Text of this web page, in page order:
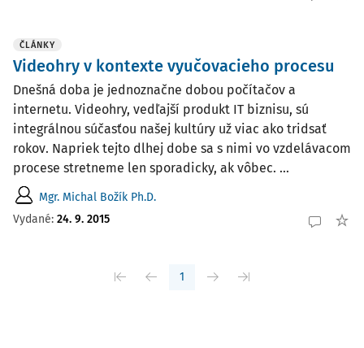
ČLÁNKY
Videohry v kontexte vyučovacieho procesu
Dnešná doba je jednoznačne dobou počítačov a
internetu. Videohry, vedľajší produkt IT biznisu, sú
integrálnou súčasťou našej kultúry už viac ako tridsať
rokov. Napriek tejto dlhej dobe sa s nimi vo vzdelávacom
procese stretneme len sporadicky, ak vôbec. ...
Mgr. Michal Božík Ph.D.
Vydané: 24. 9. 2015
1